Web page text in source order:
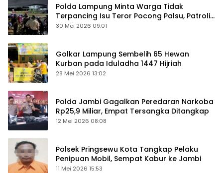
Polda Lampung Minta Warga Tidak
Terpancing Isu Teror Pocong Palsu, Patroli
Keamanan Ditingkatkan
30 Mei 2026 09:01
Golkar Lampung Sembelih 65 Hewan
Kurban pada Iduladha 1447 Hijriah
28 Mei 2026 13:02
Polda Jambi Gagalkan Peredaran Narkoba
Rp25,9 Miliar, Empat Tersangka Ditangkap
12 Mei 2026 08:08
Polsek Pringsewu Kota Tangkap Pelaku
Penipuan Mobil, Sempat Kabur ke Jambi
11 Mei 2026 15:53